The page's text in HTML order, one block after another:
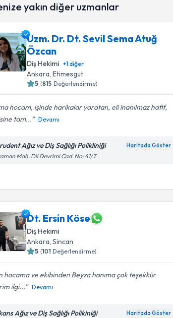
yakın diğer uzmanlar
Uzm. Dr. Dt. Sevil Sema Atuğ
Özcan
Diş Hekimi +1diğer
Ankara, Etimesgut
5 (815 Değerlendirme)
hocam, işinde harikalar yaratan, eli inanılmaz hafif,
tam...
Devamı
Ağız ve Diş Sağlığı Polikliniği Haritada Göster
Mah. Dil Devrimi Cad. No: 41/7
Dt. Ersin Köse
Diş Hekimi
Ankara , Sincan
5 (101 Değerlendirme)
hocama ve ekibinden Beyza hanıma çok teşekkür
ilgi...
Devamı
Ağız ve Diş Sağlığı Polikiniği Haritada Göster